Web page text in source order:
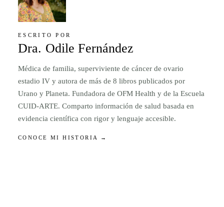
ESCRITO POR
Dra. Odile Fernández
Médica de familia, superviviente de cáncer de ovario
estadio IV y autora de más de 8 libros publicados por
Urano y Planeta. Fundadora de OFM Health y de la Escuela
CUID-ARTE. Comparto información de salud basada en
evidencia científica con rigor y lenguaje accesible.
CONOCE MI HISTORIA →